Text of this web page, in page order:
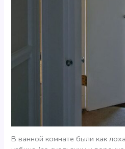
В ванной комнате были как